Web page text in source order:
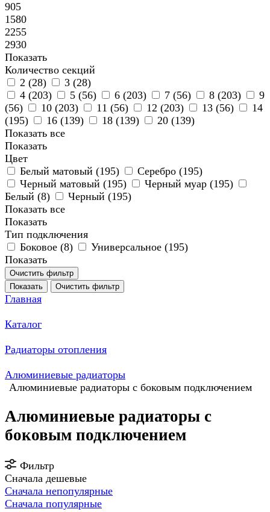
905
1580
2255
2930
Показать
Количество секций
2 (28) 3 (28)
4 (203) 5 (56) 6 (203) 7 (56) 8 (203)
9
(56) 10 (203) 11 (56) 12 (203) 13 (56)
14
(195) 16 (139) 18 (139) 20 (139)
Показать все
Показать
Цвет
Белый матовый (195) Серебро (195)
Черный матовый (195) Черный муар (195)
Белый (8) Черный (195)
Показать все
Показать
Тип подключения
Боковое (8) Универсальное (195)
Показать
Очистить фильтр
Показать
Очистить фильтр
Главная
Каталог
Радиаторы отопления
Алюминиевые радиаторы
Алюминиевые радиаторы с боковым подключением
Алюминиевые радиаторы с
боковым подключением
Фильтр
Сначала дешевые
Сначала непопулярные
Сначала популярные